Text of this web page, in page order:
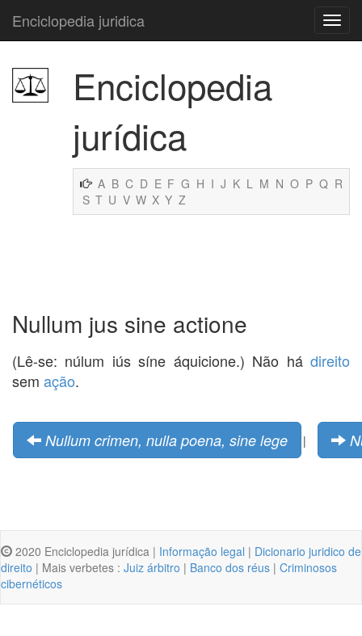
Enciclopedia juridica
Enciclopedia
jurídica
A B C D E F G H I J K L M N O P Q R
S T U V W X Y Z
Nullum jus sine actione
(Lê-se: núlum iús síne áquicione.) Não há direito
sem ação.
Nullum crimen, nulla poena, sine lege |
2020 Enciclopedia jurídica | Informação legal | Dicionario juridico de
direito | Mais verbetes : Juiz árbitro | Banco dos réus | Criminosos
cibernéticos